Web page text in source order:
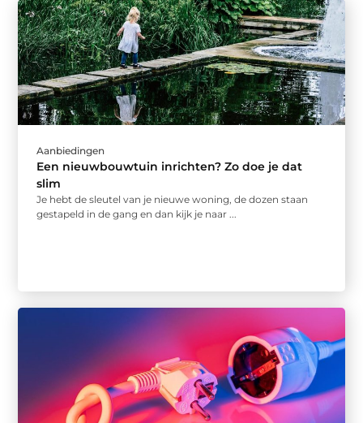
Aanbiedingen
Een nieuwbouwtuin inrichten? Zo doe je dat
slim
Je hebt de sleutel van je nieuwe woning, de dozen staan
gestapeld in de gang en dan kijk je naar ...